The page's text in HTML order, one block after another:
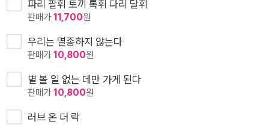
파리 팔휘 토끼 톡휘 다리 달휘
판매가11,700원
우리는 멸종하지 않는다
판매가10,800원
별 볼 일 없는 데만 가게 된다
판매가10,800원
러브 온 더 락